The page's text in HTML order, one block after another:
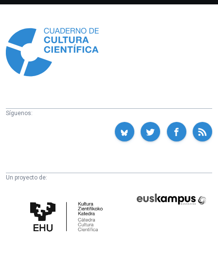
Síguenos:
Un proyecto de:
Cultura
Científica
Fundazioa